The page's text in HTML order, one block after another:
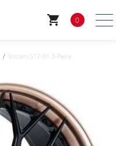
0
Vossen S17-01 3-Piece